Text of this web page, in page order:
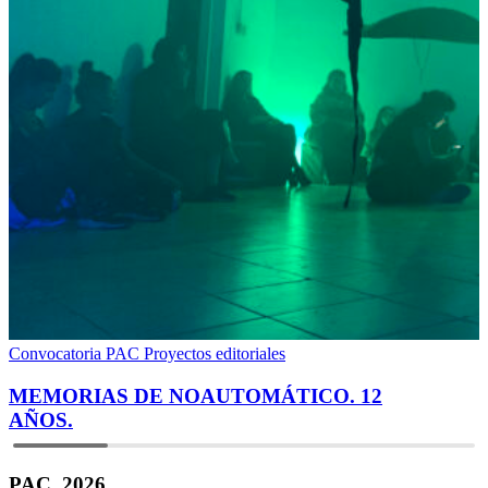
Convocatoria PAC Proyectos editoriales
MEMORIAS DE NOAUTOMÁTICO. 12
AÑOS.